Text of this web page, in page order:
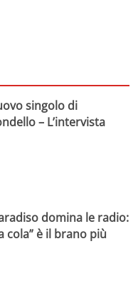
singolo di
– L’intervista
domina le radio:
cola” è il brano più